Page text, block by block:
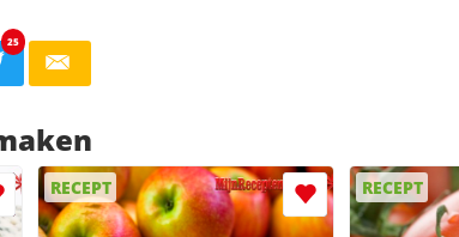
25
RECEPT RECEPT